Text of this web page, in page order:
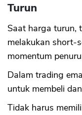
Turun
Saat harga turun,
melakukan short-
momentum
Dalam trading
untuk membeli
Tidak harus